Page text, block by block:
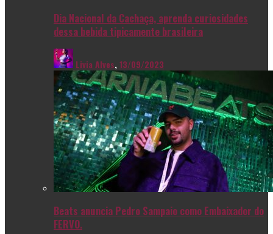
Dia Nacional da Cachaça, aprenda curiosidades
dessa bebida tipicamente brasileira
Livia Alves,13/09/2023
Beats anuncia Pedro Sampaio como Embaixador do
FERVO.